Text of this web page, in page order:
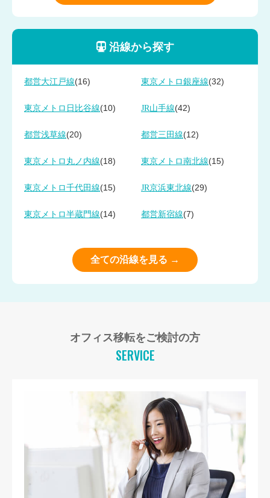
沿線から探す
都営大江戸線(16) 東京メトロ銀座線(32)
東京メトロ日比谷線(10) JR山手線(42)
都営浅草線(20) 都営三田線(12)
東京メトロ丸ノ内線(18) 東京メトロ南北線(15)
東京メトロ千代田線(15) JR京浜東北線(29)
東京メトロ半蔵門線(14) 都営新宿線(7)
全ての沿線を見る →
オフィス移転をご検討の方
SERVICE